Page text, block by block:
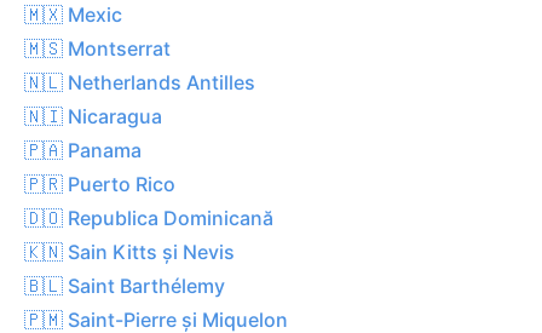
🇲🇽 Mexic
🇲🇸 Montserrat
🇳🇱 Netherlands Antilles
🇳🇮 Nicaragua
🇵🇦 Panama
🇵🇷 Puerto Rico
🇩🇴 Republica Dominicană
🇰🇳 Sain Kitts și Nevis
🇧🇱 Saint Barthélemy
🇵🇲 Saint-Pierre și Miquelon